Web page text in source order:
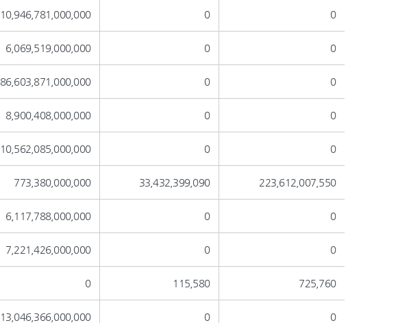
10,946,781,000,000 0 0
6,069,519,000,000 0 0
86,603,871,000,000 0 0
8,900,408,000,000 0 0
10,562,085,000,000 0 0
773,380,000,000 33,432,399,090 223,612,007,550
6,117,788,000,000 0 0
7,221,426,000,000 0 0
0 115,580 725,760
13,046,366,000,000 0 0